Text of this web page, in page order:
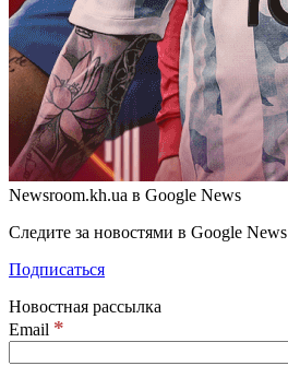
Newsroom.kh.ua в Google News
Следите за новостями в Google News
Подписаться
Новостная рассылка
Email *